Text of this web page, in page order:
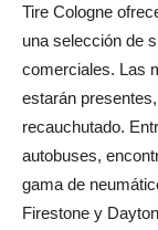
Tire Cologne
una selección de
comerciales. Las
estarán
recauchutado.
autobuses,
gama de
Firestone y